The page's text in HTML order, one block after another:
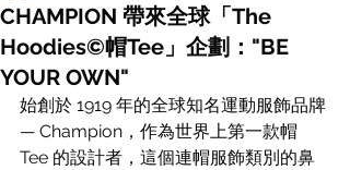
CHAMPION 帶來全球「The
Hoodies©帽Tee」企劃："BE
YOUR OWN"
始創於 1919 年的全球知名運動服飾品牌
— Champion，作為世界上第一款帽
Tee 的設計者，這個連帽服飾類別的鼻